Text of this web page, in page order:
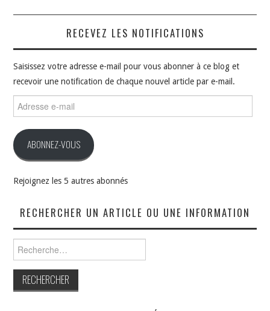
RECEVEZ LES NOTIFICATIONS
Saisissez votre adresse e-mail pour vous abonner à ce blog et
recevoir une notification de chaque nouvel article par e-mail.
e-
ABONNEZ-VOUS
Rejoignez les 5 autres abonnés
RECHERCHER UN ARTICLE OU UNE INFORMATION